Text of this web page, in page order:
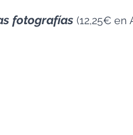
fotografías (12,25€ en